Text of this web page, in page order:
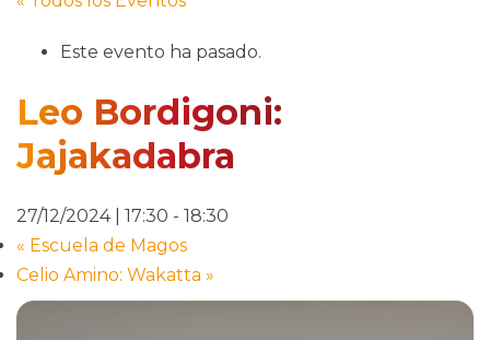
Este evento ha pasado.
Leo Bordigoni:
Jajakadabra
27/12/2024 | 17:30 - 18:30
« Escuela de Magos
Celio Amino: Wakatta »